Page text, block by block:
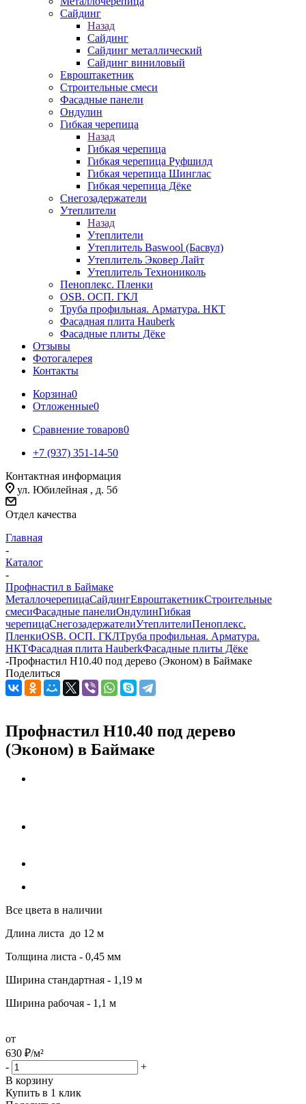
Сайдинг
Назад
Сайдинг
Сайдинг металлический
Сайдинг виниловый
Евроштакетник
Строительные смеси
Фасадные панели
Ондулин
Гибкая черепица
Назад
Гибкая черепица
Гибкая черепица Руфшилд
Гибкая черепица Шинглас
Гибкая черепица Дёке
Снегозадержатели
Утеплители
Назад
Утеплители
Утеплитель Baswool (Басвул)
Утеплитель Эковер Лайт
Утеплитель Технониколь
Пеноплекс. Пленки
OSB. ОСП. ГКЛ
Труба профильная. Арматура. НКТ
Фасадная плита Hauberk
Фасадные плиты Дёке
Отзывы
Фотогалерея
Контакты
Корзина0
Отложенные0
Сравнение товаров0
+7 (937) 351-14-50
Контактная информация
ул. Юбилейная , д. 5б
Отдел качества
Главная
-
Каталог
-
Профнастил в Баймаке
МеталлочерепицаСайдингЕвроштакетникСтроительные
смесиФасадные панелиОндулинГибкая
черепицаСнегозадержателиУтеплителиПеноплекс.
ПленкиOSB. ОСП. ГКЛТруба профильная. Арматура.
НКТФасадная плита HauberkФасадные плиты Дёке
-Профнастил Н10.40 под дерево (Эконом) в Баймаке
Поделиться
Профнастил Н10.40 под дерево
(Эконом) в Баймаке
Все цвета в наличии
Длина листа до 12 м
Толщина листа - 0,45 мм
Ширина стандартная - 1,19 м
Ширина рабочая - 1,1 м
от
630 ₽/м²
-
+
В корзину
Купить в 1 клик